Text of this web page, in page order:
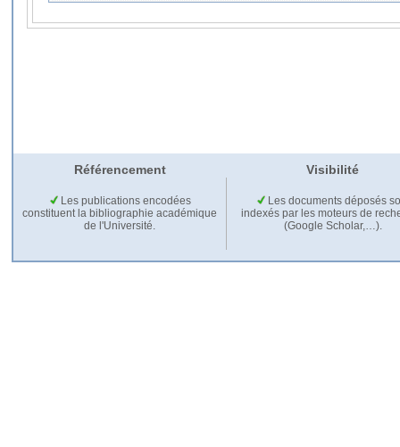
Référencement Visibilité
Les publications encodées
constituent la bibliographie académique
de l'Université.
Les documents déposés
indexés par les moteurs de
(Google Scholar,…).